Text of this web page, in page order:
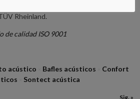
Rheinland.
de calidad ISO 9001
acústico Bafles acústicos
Confort
Sontect acústica
Sig. »